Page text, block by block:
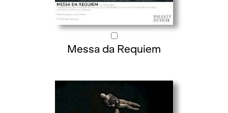
Messa da Requiem